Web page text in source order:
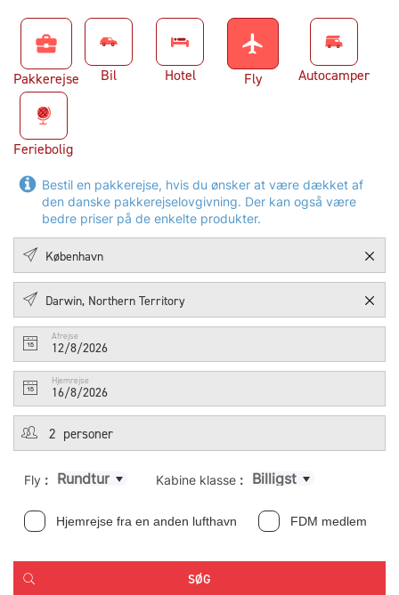
business_center
Pakkerejse Bil Hotel
flight
Fly Autocamper
Feriebolig
Bestil en pakkerejse, hvis du ønsker at være dækket af
den danske pakkerejselovgivning. Der kan også være
bedre priser på de enkelte produkter.
Afrejse
12/8/2026
Hjemrejse
16/8/2026
Fly : Rundtur Kabine klasse : Billigst
Hjemrejse fra en anden lufthavn FDM medlem